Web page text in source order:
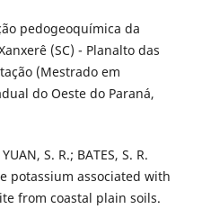
pedogeoquímica da
(SC) - Planalto das
(Mestrado em
do Oeste do Paraná,
S. R.; BATES, S. R.
potassium associated with
from coastal plain soils.